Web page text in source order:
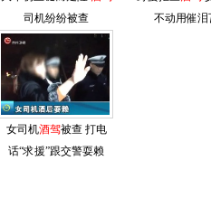
司机纷纷被查
不动用催泪
女司机酒驾被查 打电
话“求援”跟交警耍赖